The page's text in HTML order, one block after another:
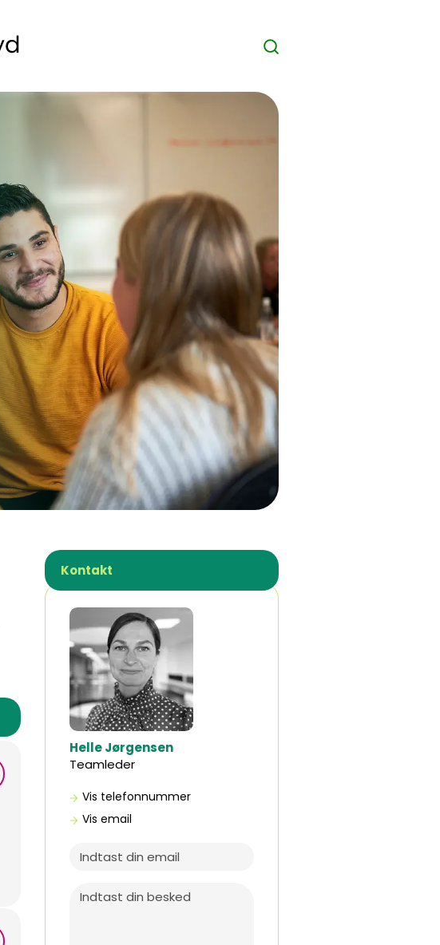
Kontakt
Helle Jørgensen
Teamleder
Vis telefonnummer
73425508
Vis email
hej@bcsyd.dk